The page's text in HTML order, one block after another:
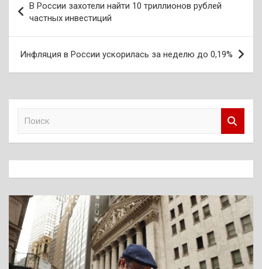
по
записям
В России захотели найти 10 триллионов рублей
частных инвестиций
Инфляция в России ускорилась за неделю до 0,19%
к